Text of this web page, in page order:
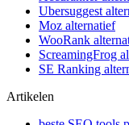
Ubersuggest
Moz alternatief
WooRank
ScreamingFrog
SE Ranking
Artikelen